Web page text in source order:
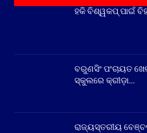
ହକି ବିଶ୍ୱକପ୍ ପାଇଁ
ବରୁଣସିଂ ପଂଚାୟତ
ସ୍କୁଲରେ କ୍ରୀଡ଼ା…
ରାଜ୍ୟସ୍ତରୀୟ